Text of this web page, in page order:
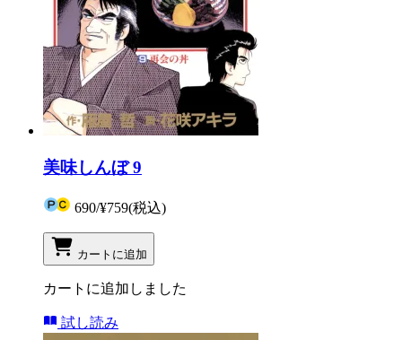
美味しんぼ 9
690/¥759(税込)
カートに追加
カートに追加しました
試し読み